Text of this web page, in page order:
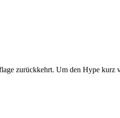
zurückkehrt. Um den Hype kurz